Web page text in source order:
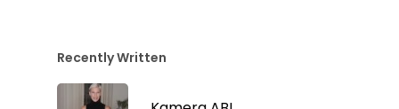
Recently Written